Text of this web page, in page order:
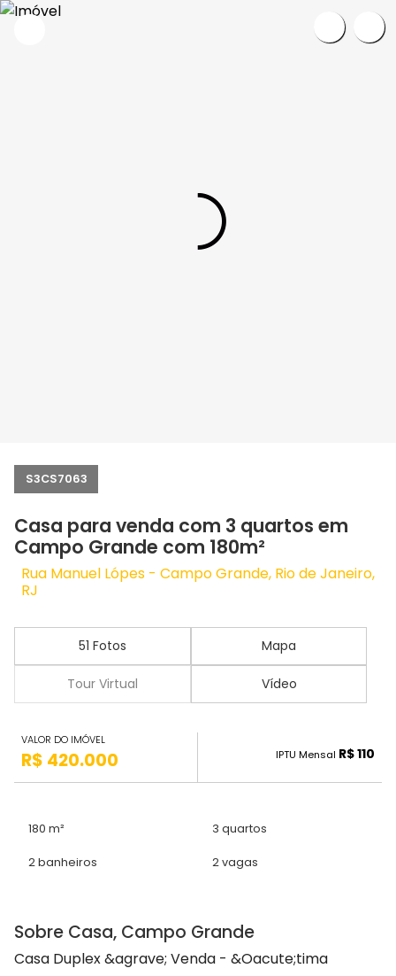
S3CS7063
Casa para venda com 3 quartos em
Campo Grande com 180m²
Rua Manuel Lópes - Campo Grande, Rio de Janeiro,
RJ
51 Fotos Mapa
Tour Virtual Vídeo
VALOR DO IMÓVEL
R$ 420.000 IPTU Mensal R$ 110
180 m² 3 quartos
2 banheiros 2 vagas
Sobre Casa, Campo Grande
Casa Duplex &agrave; Venda - &Oacute;tima